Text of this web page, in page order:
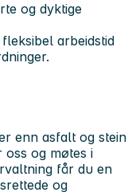
og dyktige
arbeidstid
enn asfalt og stein
og møtes i
får du en
og